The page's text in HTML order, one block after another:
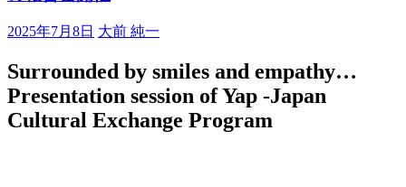
2025年7月8日 大前 純一
Surrounded by smiles and empathy…
Presentation session of Yap -Japan
Cultural Exchange Program